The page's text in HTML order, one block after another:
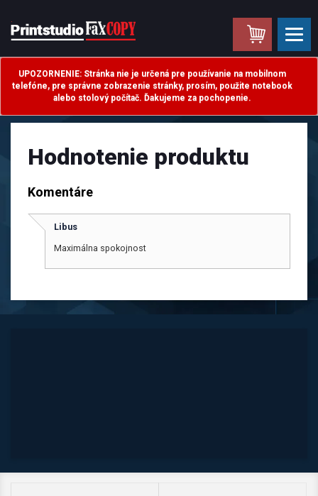
UPOZORNENIE: Stránka nie je určená pre používanie na mobilnom
telefóne, pre správne zobrazenie stránky, prosím, použite notebook
alebo stolový počítač. Ďakujeme za pochopenie.
.
Hodnotenie produktu
Komentáre
Libus
Maximálna spokojnost